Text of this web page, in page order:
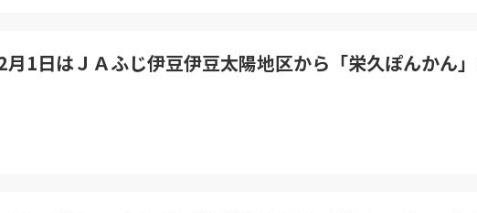
1日はＪＡふじ伊豆伊豆太陽地区から「栄久ぽんかん